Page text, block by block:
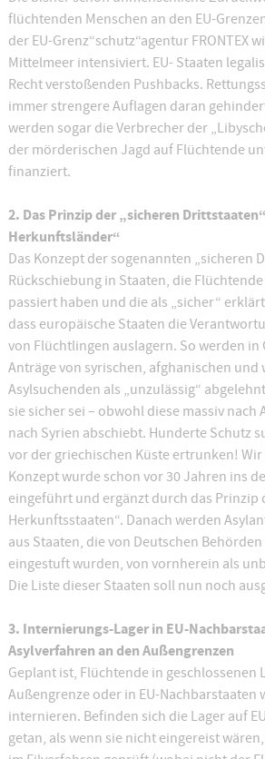
flüchtenden Menschen an den EU-
der EU-Grenz“schutz“agentur FRONTEX
Mittelmeer intensiviert. EU- Staaten
Recht verstoßenden Pushbacks.
immer strengere Auflagen daran
werden sogar die Verbrecher der
der mörderischen Jagd auf Flüchtende
finanziert.
2. Das Prinzip der „sicheren
Herkunftsländer“
Das Konzept der sogenannten „sicheren
Rückschiebung in Staaten, die
passiert haben und die als „sicher“
dass europäische Staaten die
von Flüchtlingen auslagern. So werden in
Anträge von syrischen, afghanischen und
Asylsuchenden als „unzulässig“
sie sicher sei – obwohl diese massiv nach
nach Syrien abschiebt. Hunderte Schutz
vor der griechischen Küste ertrunken!
Konzept wurde schon vor 30 Jahren ins
eingeführt und ergänzt durch das Prinzip
Herkunftsstaaten“. Danach werden
aus Staaten, die von Deutschen Behörden
eingestuft wurden, von vornherein als
Die Liste dieser Staaten soll nun noch
3. Internierungs-Lager in EU-
Asylverfahren an den Außengrenzen
Geplant ist, Flüchtende in geschlossenen
Außengrenze oder in EU-Nachbarstaaten
internieren. Befinden sich die Lager auf
getan, als wenn sie nicht eingereist